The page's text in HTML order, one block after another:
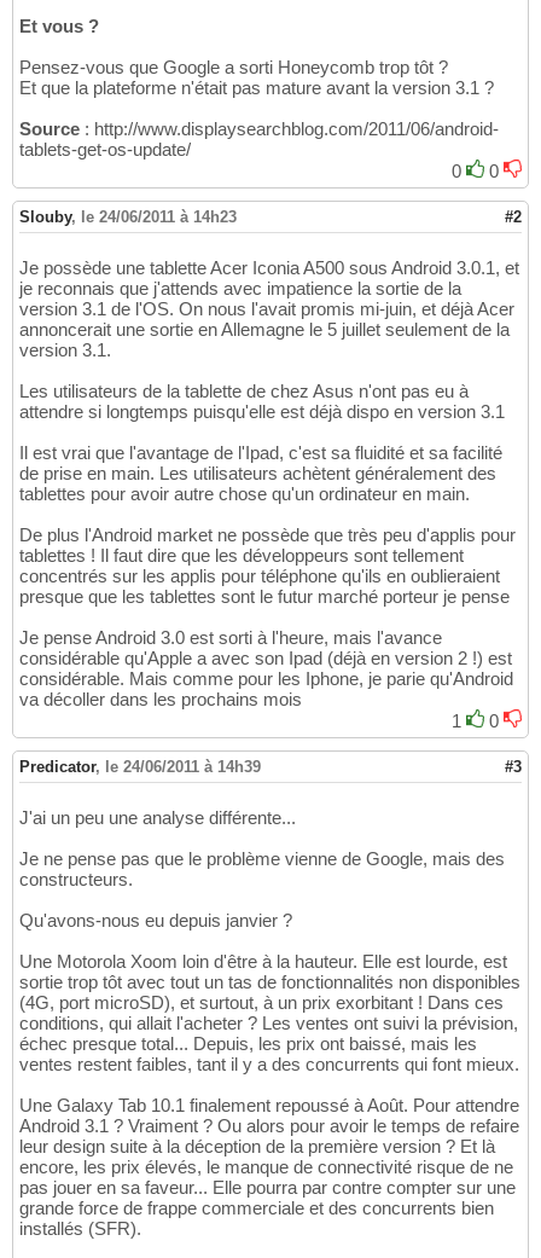
Et vous ?
Pensez-vous que Google a sorti Honeycomb trop tôt ?
Et que la plateforme n'était pas mature avant la version 3.1 ?
Source : http://www.displaysearchblog.com/2011/06/android-
tablets-get-os-update/
0
0
Slouby, le 24/06/2011 à 14h23 #2
Je possède une tablette Acer Iconia A500 sous Android 3.0.1, et
je reconnais que j'attends avec impatience la sortie de la
version 3.1 de l'OS. On nous l'avait promis mi-juin, et déjà Acer
annoncerait une sortie en Allemagne le 5 juillet seulement de la
version 3.1.
Les utilisateurs de la tablette de chez Asus n'ont pas eu à
attendre si longtemps puisqu'elle est déjà dispo en version 3.1
Il est vrai que l'avantage de l'Ipad, c'est sa fluidité et sa facilité
de prise en main. Les utilisateurs achètent généralement des
tablettes pour avoir autre chose qu'un ordinateur en main.
De plus l'Android market ne possède que très peu d'applis pour
tablettes ! Il faut dire que les développeurs sont tellement
concentrés sur les applis pour téléphone qu'ils en oublieraient
presque que les tablettes sont le futur marché porteur je pense
Je pense Android 3.0 est sorti à l'heure, mais l'avance
considérable qu'Apple a avec son Ipad (déjà en version 2 !) est
considérable. Mais comme pour les Iphone, je parie qu'Android
va décoller dans les prochains mois
1
0
Predicator, le 24/06/2011 à 14h39 #3
J'ai un peu une analyse différente...
Je ne pense pas que le problème vienne de Google, mais des
constructeurs.
Qu'avons-nous eu depuis janvier ?
Une Motorola Xoom loin d'être à la hauteur. Elle est lourde, est
sortie trop tôt avec tout un tas de fonctionnalités non disponibles
(4G, port microSD), et surtout, à un prix exorbitant ! Dans ces
conditions, qui allait l'acheter ? Les ventes ont suivi la prévision,
échec presque total... Depuis, les prix ont baissé, mais les
ventes restent faibles, tant il y a des concurrents qui font mieux.
Une Galaxy Tab 10.1 finalement repoussé à Août. Pour attendre
Android 3.1 ? Vraiment ? Ou alors pour avoir le temps de refaire
leur design suite à la déception de la première version ? Et là
encore, les prix élevés, le manque de connectivité risque de ne
pas jouer en sa faveur... Elle pourra par contre compter sur une
grande force de frappe commerciale et des concurrents bien
installés (SFR).